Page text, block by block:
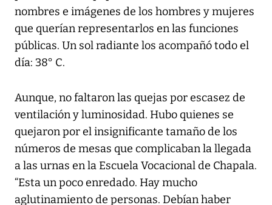
nombres e imágenes de los hombres y mujeres
que querían representarlos en las funciones
públicas. Un sol radiante los acompañó todo el
día: 38° C.
Aunque, no faltaron las quejas por escasez de
ventilación y luminosidad. Hubo quienes se
quejaron por el insignificante tamaño de los
números de mesas que complicaban la llegada
a las urnas en la Escuela Vocacional de Chapala.
“Esta un poco enredado. Hay mucho
aglutinamiento de personas. Debían haber